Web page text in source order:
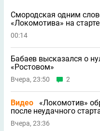
Смородская одним
«Локомотива» на
00:14
Бабаев высказался о
«Ростовом»
Вчера, 23:50 2
Видео
«Локомотив»
после неудачного
Вчера, 23:36